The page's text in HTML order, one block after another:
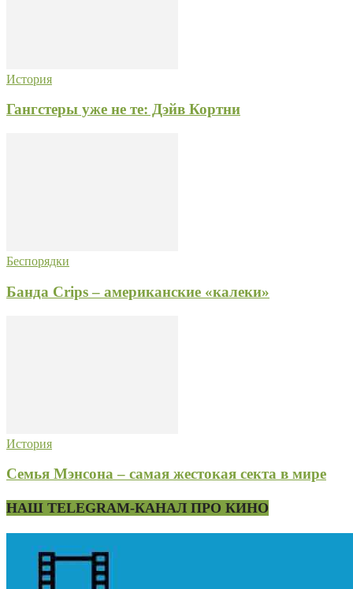
История
Гангстеры уже не те: Дэйв Кортни
Беспорядки
Банда Crips – американские «калеки»
История
Семья Мэнсона – самая жестокая секта в мире
НАШ TELEGRAM-КАНАЛ ПРО КИНО